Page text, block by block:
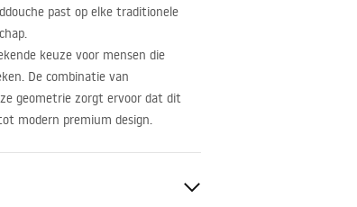
past op elke traditionele
keuze voor mensen die
De combinatie van
geometrie zorgt ervoor dat dit
modern premium design.